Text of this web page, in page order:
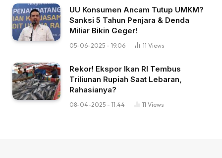
UU Konsumen Ancam Tutup UMKM?
Sanksi 5 Tahun Penjara & Denda
Miliar Bikin Geger!
05-06-2025 - 19.06 11 Views
Rekor! Ekspor Ikan RI Tembus
Triliunan Rupiah Saat Lebaran,
Rahasianya?
08-04-2025 - 11.44 11 Views